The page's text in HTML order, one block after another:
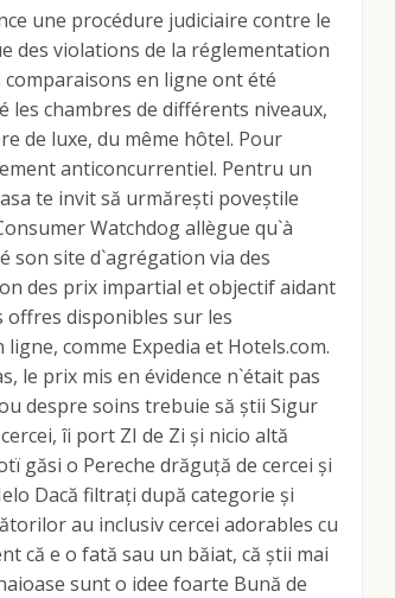
une procédure judiciaire contre le
des violations de la réglementation
comparaisons en ligne ont été
chambres de différents niveaux,
de luxe, du même hôtel. Pour
anticoncurrentiel. Pentru un
te invit să urmărești poveștile
Watchdog allègue qu`à
son site d`agrégation via des
des prix impartial et objectif aidant
offres disponibles sur les
comme Expedia et Hotels.com.
le prix mis en évidence n`était pas
despre soins trebuie să știi Sigur
îi port ZI de Zi și nicio altă
găsi o Pereche drăguță de cercei și
Dacă filtrați după categorie și
au inclusiv cercei adorables cu
că e o fată sau un băiat, că știi mai
sunt o idee foarte Bună de